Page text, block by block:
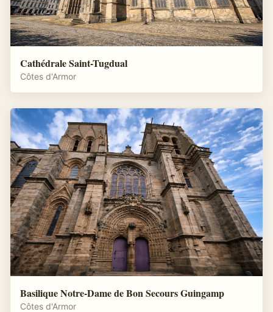
Cathédrale Saint-Tugdual
Côtes d'Armor
Basilique Notre-Dame de Bon Secours Guingamp
Côtes d'Armor